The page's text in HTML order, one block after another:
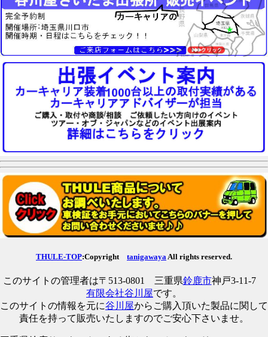
THULE-TOP:Copyright tanigawaya All rights reserved.
このサイトの管理者は〒513-0801 三重県鈴鹿市神戸3-11-7
有限会社谷川屋です。
このサイトの情報を元に谷川屋からご購入頂いた製品に関して
責任を持って販売いたしますのでご安心下さいませ。